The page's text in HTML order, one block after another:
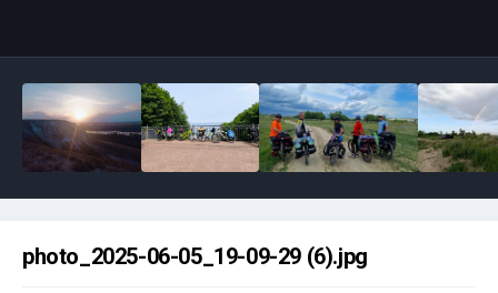
photo_2025-06-05_19-09-29 (6).jpg